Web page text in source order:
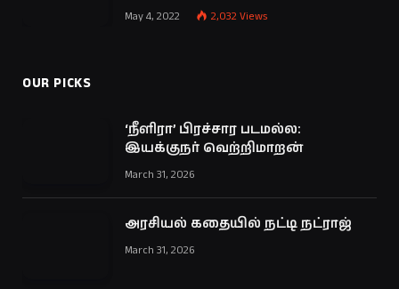
May 4, 2022 2,032 Views
OUR PICKS
‘நீளிரா’ பிரச்சார படமல்ல:
இயக்குநர் வெற்றிமாறன்
March 31, 2026
அரசியல் கதையில் நட்டி நட்ராஜ்
March 31, 2026